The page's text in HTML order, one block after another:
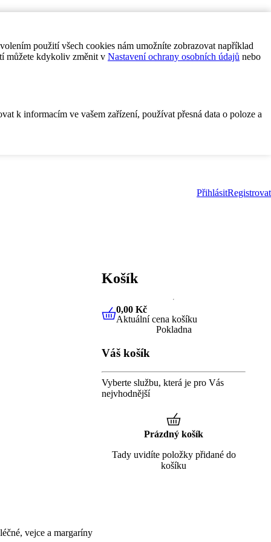
použití všech cookies nám umožníte zobrazovat například
můžete kdykoliv změnit v Nastavení ochrany osobních údajů nebo
k informacím ve vašem zařízení, používat přesná data o poloze a
PřihlásitRegistrovat
vejce a margaríny
Košík
0,00 KčAktuální cena košíku
0,00 Kč
Aktuální cena košíku
Pokladna
Váš košík
Vyberte službu, která je pro Vás
nejvhodnější
Prázdný košík
Tady uvidíte položky přidané do
košíku